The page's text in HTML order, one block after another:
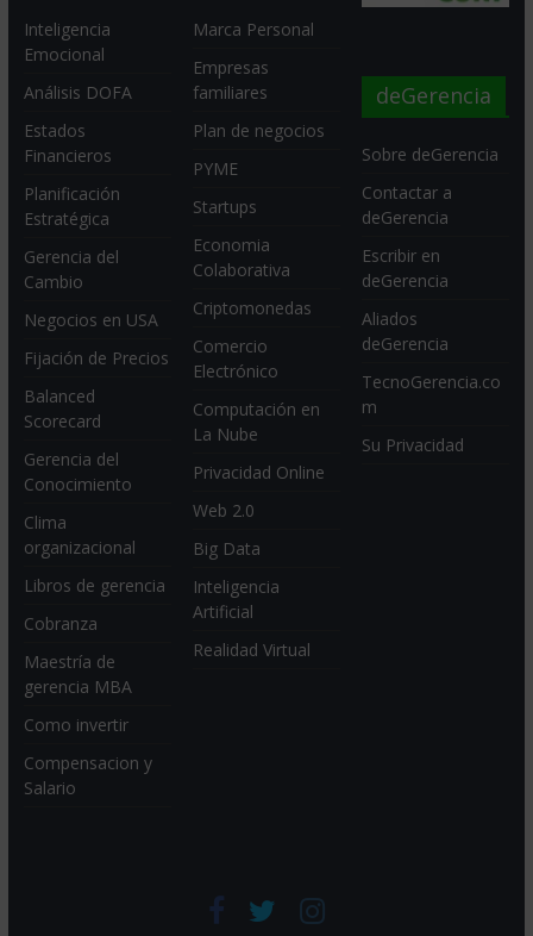
Inteligencia
Emocional
Análisis DOFA
Estados
Financieros
Planificación
Estratégica
Gerencia del
Cambio
Negocios en USA
Fijación de Precios
Balanced
Scorecard
Gerencia del
Conocimiento
Clima
organizacional
Libros de gerencia
Cobranza
Maestría de
gerencia MBA
Como invertir
Compensacion y
Salario
Marca Personal
Empresas
familiares
Plan de negocios
PYME
Startups
Economia
Colaborativa
Criptomonedas
Comercio
Electrónico
Computación en
La Nube
Privacidad Online
Web 2.0
Big Data
Inteligencia
Artificial
Realidad Virtual
deGerencia
Sobre deGerencia
Contactar a
deGerencia
Escribir en
deGerencia
Aliados
deGerencia
TecnoGerencia.co
m
Su Privacidad